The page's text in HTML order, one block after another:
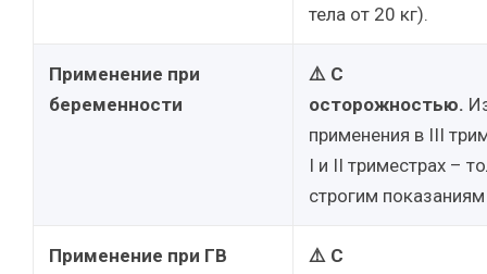
тела от 20 кг).
Применение при
беременности
⚠️ С
осторожностью.
применения в III
I и II триместрах –
строгим
Применение при ГВ
⚠️ С